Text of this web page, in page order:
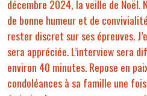
décembre 2024, la veille de Noël.
de bonne humeur et de
rester discret sur ses épreuves.
sera appréciée. L’interview sera
environ 40 minutes. Repose en
condoléances à sa famille une